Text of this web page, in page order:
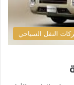
النقل السياحي